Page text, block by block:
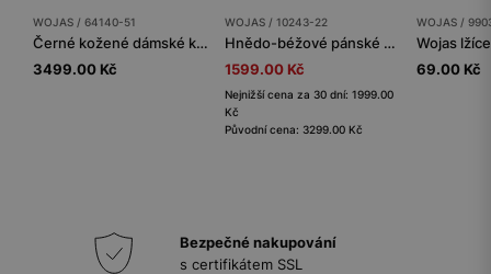
WOJAS / 64140-51
Černé kožené dámské kotníčkové boty na podpatku
3499.00 Kč
WOJAS / 10243-22
Hnědo-béžové pánské tenisky
1599.00 Kč
Nejnižší cena za 30 dní: 1999.00
Kč
Původní cena: 3299.00 Kč
WOJAS /
Wojas
69.00 Kč
Bezpečné nakupování
s certifikátem SSL